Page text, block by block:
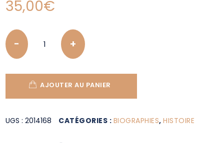
35,00€
Quantity
AJOUTER AU PANIER
UGS :2014168 CATÉGORIES : BIOGRAPHIES,HISTOIRE